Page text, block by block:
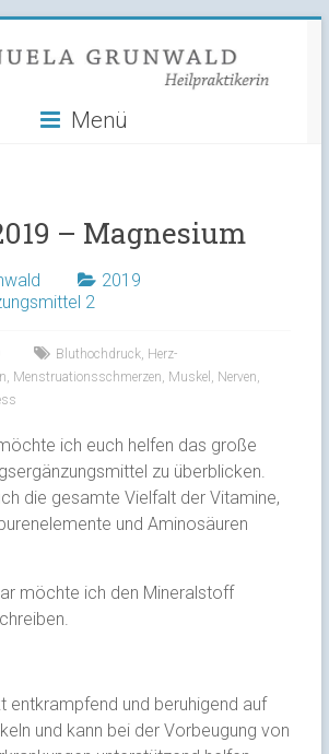
Menü
– Magnesium
2019
2
Bluthochdruck, Herz-
Menstruationsschmerzen Muskel Nerven
ich euch helfen das große
zu überblicken.
die gesamte Vielfalt der Vitamine,
und Aminosäuren
möchte ich den Mineralstoff
entkrampfend und beruhigend auf
und kann bei der Vorbeugung von